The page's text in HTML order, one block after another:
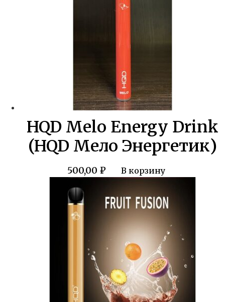
HQD Melo Energy Drink
(HQD Мело Энергетик)
500,00 ₽ В корзину